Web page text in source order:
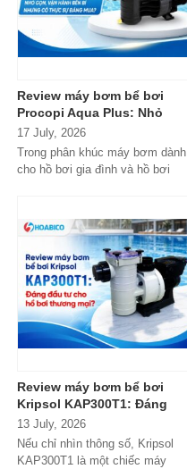
Review máy bơm bể bơi
Procopi Aqua Plus: Nhỏ
gọn, vận hành bền bỉ
nhưng có thực sự đáng
mua?
17 July, 2026
Trong phân khúc máy bơm dành
cho hồ bơi gia đình và hồ bơi
Review máy bơm bể bơi
Kripsol KAP300T1: Đáng
đầu tư cho hồ bơi thương
mại?
13 July, 2026
Nếu chỉ nhìn thông số, Kripsol
KAP300T1 là một chiếc máy